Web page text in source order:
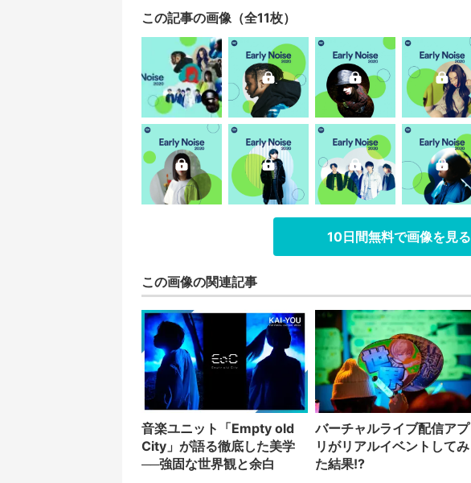
この記事の画像（全11枚）
10日間無料で画像を見る
この画像の関連記事
音楽ユニット「Empty old
City」が語る徹底した美学
──強固な世界観と余白
バーチャルライブ配信アプ
リがリアルイベントしてみ
た結果!?